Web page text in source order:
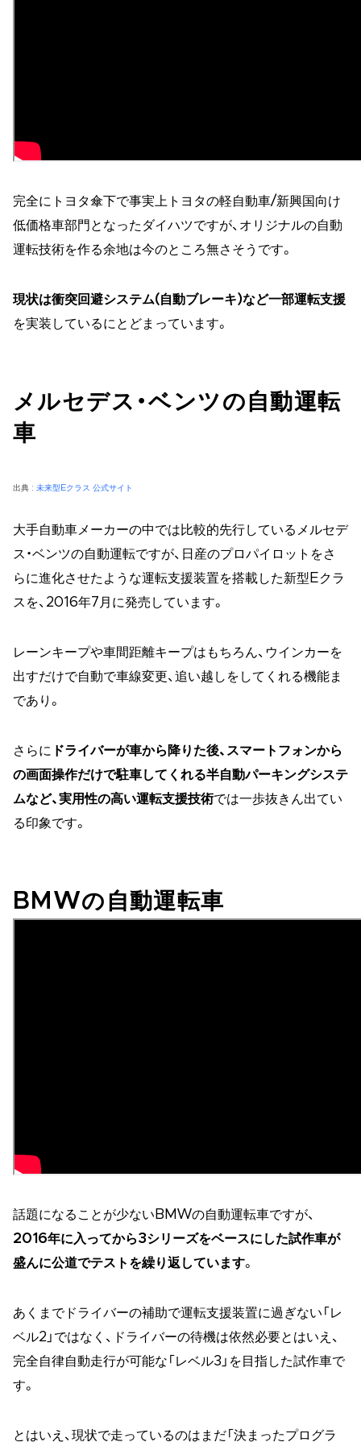
完全にトヨタ傘下で事実上トヨタの軽自動車/新興国向け
低価格車部門となったダイハツですが、オリジナルの自動
運転技術を作る余地は今のところ無さそうです。
現状は衝突回避システム(自動ブレーキ)など一部運転支援
を実装しているにとどまっています。
メルセデス・ベンツの自動運転
車
出典 : 未来型Eクラス 公式サイト
大手自動車メーカーの中では比較的先行しているメルセデ
ス・ベンツの自動運転ですが、日産のプロパイロットをさ
らに進化させたような運転支援装置を搭載した新型Eクラ
スを、2016年7月に発売しています。
レーンキープや車間距離キープはもちろん、ウインカーを
出すだけで自動で車線変更、追い越しをしてくれる機能ま
であり。
さらに ドライバーが車から降りた後、スマートフォンから
の画面操作だけで駐車してくれる半自動パーキングシステ
ムなど、実用性の高い運転支援技術では一歩抜きん出てい
る印象です。
BMWの自動運転車
話題になることが少ないBMWの自動運転車ですが、
2016年に入ってから3シリーズをベースにした試作車が
盛んに公道でテストを繰り返しています。
あくまでドライバーの補助で運転支援装置に過ぎない「レ
ベル2」ではなく、ドライバーの待機は依然必要とはいえ、
完全自律自動走行が可能な「レベル3」を目指した試作車で
す。
とはいえ、現状で走っているのはまだ「決まったプログラ